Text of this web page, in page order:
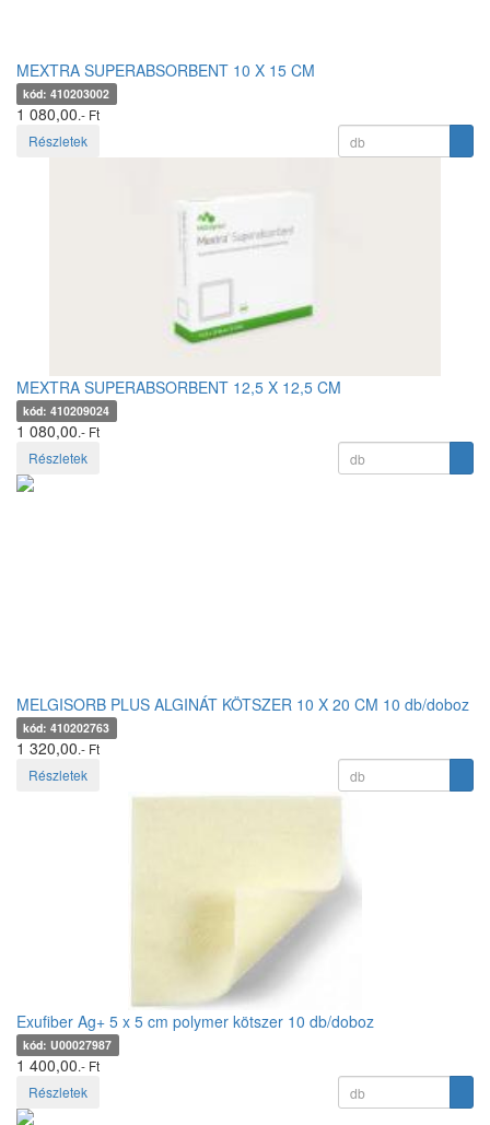
MEXTRA SUPERABSORBENT 10 X 15 CM
kód: 410203002
1 080,00.- Ft
Részletek
MEXTRA SUPERABSORBENT 12,5 X 12,5 CM
kód: 410209024
1 080,00.- Ft
Részletek
MELGISORB PLUS ALGINÁT KÖTSZER 10 X 20 CM 10 db/doboz
kód: 410202763
1 320,00.- Ft
Részletek
Exufiber Ag+ 5 x 5 cm polymer kötszer 10 db/doboz
kód: U00027987
1 400,00.- Ft
Részletek